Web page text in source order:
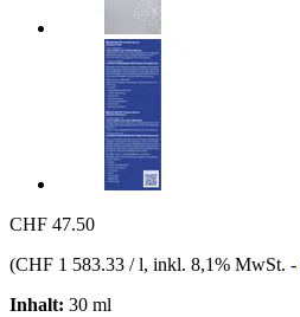
CHF 47.50
(CHF 1 583.33 / l, inkl. 8,1% MwSt. -
Inhalt: 30 ml